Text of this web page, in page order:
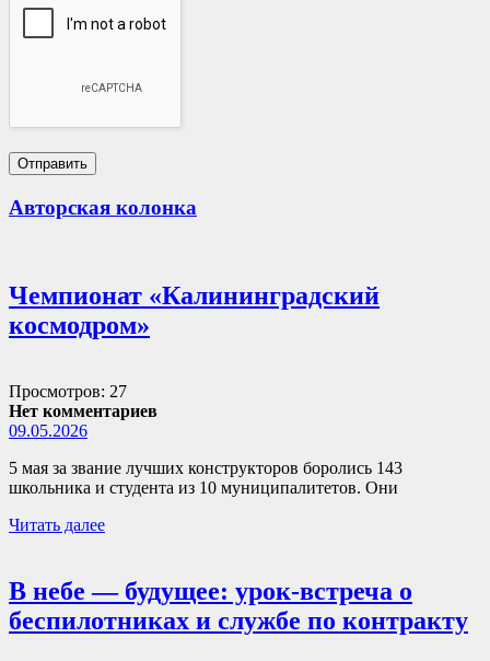
Авторская колонка
Чемпионат «Калининградский
космодром»
Просмотров: 27
Нет комментариев
09.05.2026
5 мая за звание лучших конструкторов боролись 143
школьника и студента из 10 муниципалитетов. Они
Читать далее
В небе — будущее: урок-встреча о
беспилотниках и службе по контракту